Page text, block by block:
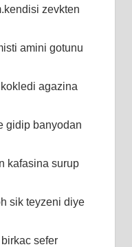
zevkten
amini gotunu
agazina
gidip banyodan
kafasina surup
sik teyzeni diye
sefer